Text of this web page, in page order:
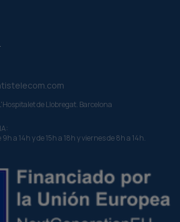
de Llobregat. Barcelona
a 14h y de 15h a 18h y viernes de 8h a 14h.